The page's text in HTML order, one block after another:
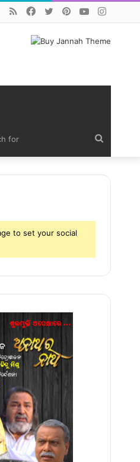
YouTube
Pinterest
Twitter
Facebook
RSS
for
to set your social